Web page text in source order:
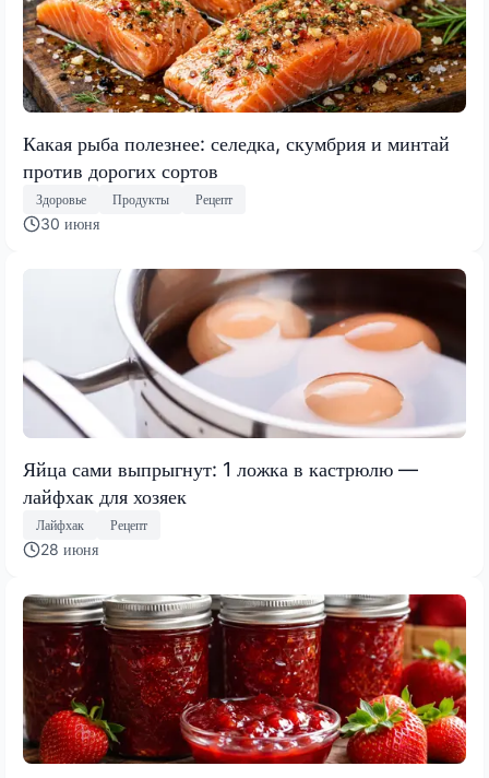
Какая рыба полезнее: селедка, скумбрия и минтай
против дорогих сортов
Здоровье Продукты Рецепт
30 июня
Яйца сами выпрыгнут: 1 ложка в кастрюлю —
лайфхак для хозяек
Лайфхак Рецепт
28 июня